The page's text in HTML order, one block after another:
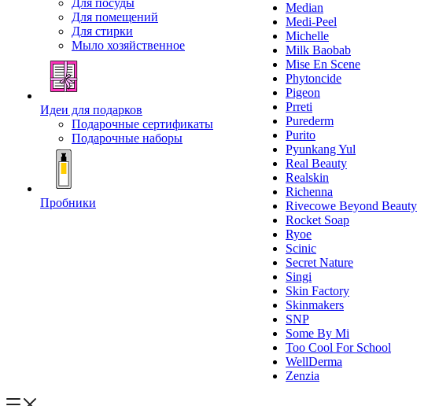
Для посуды
Для помещений
Для стирки
Мыло хозяйственное
Идеи для подарков
Подарочные сертификаты
Подарочные наборы
Пробники
Median
Medi-Peel
Michelle
Milk Baobab
Mise En Scene
Phytoncide
Pigeon
Prreti
Purederm
Purito
Pyunkang Yul
Real Beauty
Realskin
Richenna
Rivecowe Beyond Beauty
Rocket Soap
Ryoe
Scinic
Secret Nature
Singi
Skin Factory
Skinmakers
SNP
Some By Mi
Too Cool For School
WellDerma
Zenzia